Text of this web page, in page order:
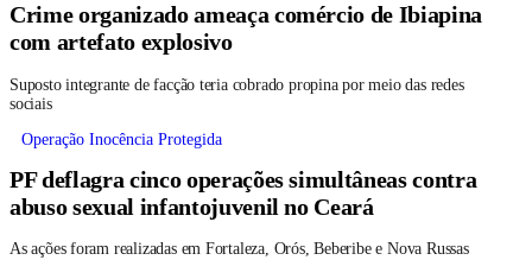
Crime organizado ameaça comércio de Ibiapina
com artefato explosivo
Suposto integrante de facção teria cobrado propina por meio das redes
sociais
Operação Inocência Protegida
PF deflagra cinco operações simultâneas contra
abuso sexual infantojuvenil no Ceará
As ações foram realizadas em Fortaleza, Orós, Beberibe e Nova Russas